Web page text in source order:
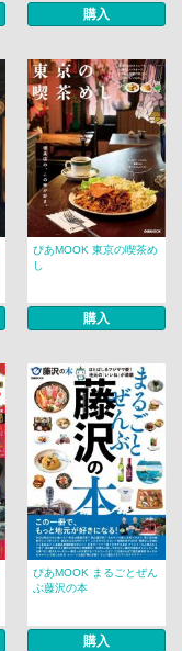
購入
ぴあMOOK 東京の喫茶め
し
購入
ぴあMOOK まるごとぜん
ぶ藤沢の本
購入